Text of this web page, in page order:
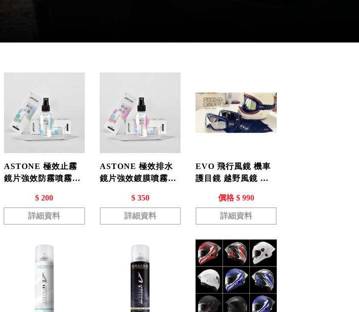
ASTONE 極效止霧
鏡片強效防霧噴霧
$ 200
詳細資料
ASTONE 極效排水
鏡片強效鍍膜噴霧
$ 350
詳細資料
EVO 飛行風鏡 機車
護目鏡 越野風鏡 滑
車 復古哈雷眼鏡 越
野機車百搭 防眩暈鏡
價格 $ 990
詳細資料